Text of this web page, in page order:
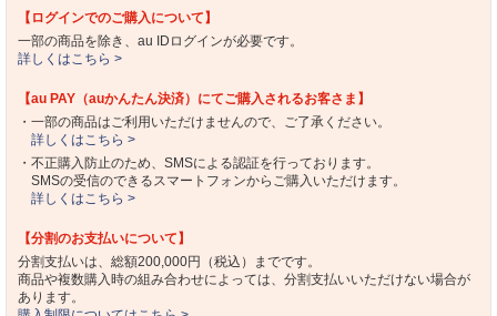
【ログインでのご購入について】
一部の商品を除き、au IDログインが必要です。
詳しくはこちら >
【au PAY（auかんたん決済）にてご購入されるお客さま】
・一部の商品はご利用いただけませんので、ご了承ください。
詳しくはこちら >
・不正購入防止のため、SMSによる認証を行っております。
SMSの受信のできるスマートフォンからご購入いただけます。
詳しくはこちら >
【分割のお支払いについて】
分割支払いは、総額200,000円（税込）までです。
商品や複数購入時の組み合わせによっては、分割支払いいただけない場合が
あります。